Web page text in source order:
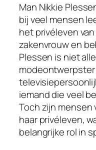
Man Nikkie
bij veel mensen
het privéleven
zakenvrouw en
Plessen is niet
iemand die veel
Toch zijn mensen
haar privéleven,
belangrijke rol in